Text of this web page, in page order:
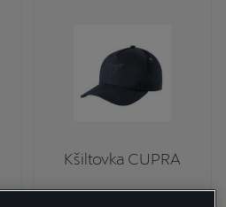
Kšiltovka CUPRA